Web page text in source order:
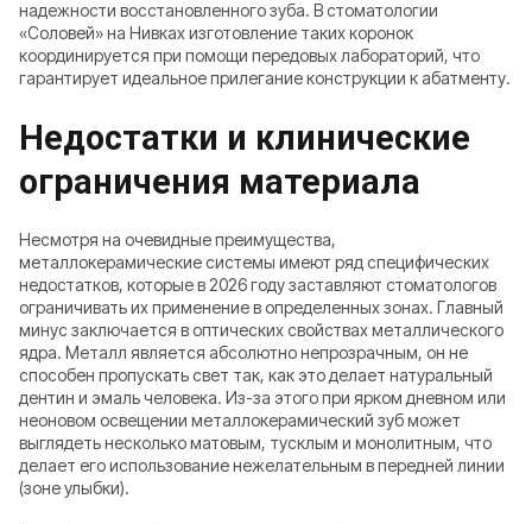
надежности восстановленного зуба. В стоматологии
«Соловей» на Нивках изготовление таких коронок
координируется при помощи передовых лабораторий, что
гарантирует идеальное прилегание конструкции к абатменту.
Недостатки и клинические
ограничения материала
Несмотря на очевидные преимущества,
металлокерамические системы имеют ряд специфических
недостатков, которые в 2026 году заставляют стоматологов
ограничивать их применение в определенных зонах. Главный
минус заключается в оптических свойствах металлического
ядра. Металл является абсолютно непрозрачным, он не
способен пропускать свет так, как это делает натуральный
дентин и эмаль человека. Из-за этого при ярком дневном или
неоновом освещении металлокерамический зуб может
выглядеть несколько матовым, тусклым и монолитным, что
делает его использование нежелательным в передней линии
(зоне улыбки).